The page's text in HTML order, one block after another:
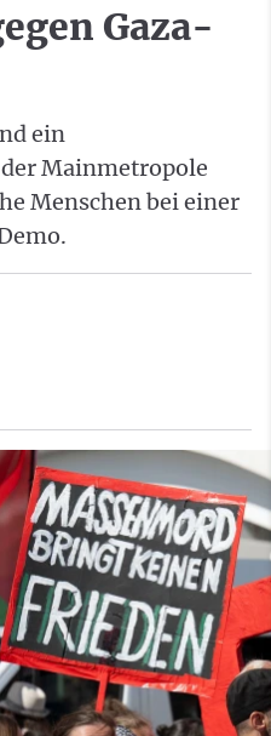
Gaza-
ein
Mainmetropole
Menschen bei einer